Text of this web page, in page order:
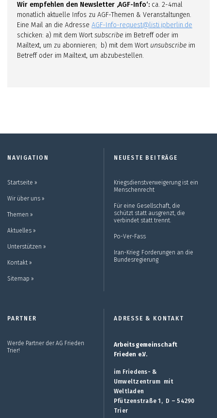
Wir empfehlen den Newsletter ‚AGF-Info‘: ca. 2-4mal
monatlich aktuelle Infos zu AGF-Themen & Veranstaltungen.
Eine Mail an die Adresse AGF-Info-request@listi.jpberlin.de
schicken: a) mit dem Wortsubscribe im Betreff oder im
Mailtext, um zu abonnieren; b) mit dem Wort unsubscribe im
Betreff oder im Mailtext, um abzubestellen.
NAVIGATION
Startseite ››
Wir über uns ››
Themen ››
Aktuelles ››
Unterstützen ››
Kontakt ››
Sitemap ››
NEUESTE BEITRÄGE
Kriegsdienstverweigerung ist ein
Menschenrecht
Für eine Gesellschaft, die
schützt statt ausgrenzt, die
verbindet statt trennt.
Po-Ver-Fass
Iran-Krieg: Forderungen an die
Bundesregierung
PARTNER
Werde Partner der AG Frieden
Trier!
ADRESSE & KONTAKT
Arbeitsgemeinschaft
Frieden e.V.
im Friedens- &
Umweltzentrum mit
Weltladen
Pfützenstraße 1, D – 54290
Trier